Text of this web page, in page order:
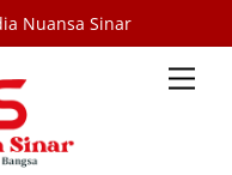
Nuansa Sinar